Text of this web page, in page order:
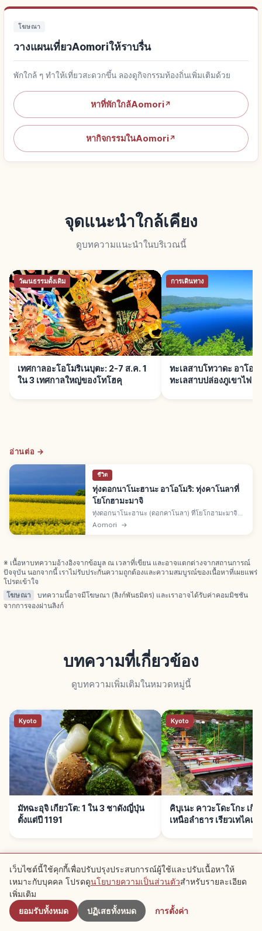
โฆษณา
วางแผนเที่ยวAomoriให้ราบรื่น
พักใกล้ ๆ ทำให้เที่ยวสะดวกขึ้น ลองดูกิจกรรมท้องถิ่นเพิ่มเติมด้วย
หาที่พักใกล้Aomori↗
หากิจกรรมในAomori↗
จุดแนะนำใกล้เคียง
ดูบทความแนะนำในบริเวณนี้
วัฒนธรรมดั้งเดิม
เทศกาลอะโอโมริเนบุตะ: 2-7 ส.ค. 1
ใน 3 เทศกาลใหญ่ของโทโฮคุ
การเดินทาง
ทะเลสาบโทวาดะ อาโอ
ทะเลสาบปล่องภูเขาไฟ
อ่านต่อ →
ชีวิต
ทุ่งดอกนาโนะฮานะ อาโอโมริ: ทุ่งคาโนลาที่
โยโกฮามะมาจิ
ทุ่งดอกนาโนะฮานะ (ดอกคาโนลา) ที่โยโกฮามะมาจิ
คอคอดคาบสมุทรชิโมคิตะ จ.อาโอโมริ ฤดูใบไม้ผลิดอก
Aomori →
※ เนื้อหาบทความอ้างอิงจากข้อมูล ณ เวลาที่เขียน และอาจแตกต่างจากสถานการณ์
ปัจจุบัน นอกจากนี้ เราไม่รับประกันความถูกต้องและความสมบูรณ์ของเนื้อหาที่เผยแพร่
โปรดเข้าใจ
โฆษณา
บทความนี้อาจมีโฆษณา (ลิงก์พันธมิตร) และเราอาจได้รับค่าคอมมิชชัน
จากการจองผ่านลิงก์
บทความที่เกี่ยวข้อง
ดูบทความเพิ่มเติมในหมวดหมู่นี้
Kyoto
มัทฉะอุจิ เกียวโต: 1 ใน 3 ชาดังญี่ปุ่น
ตั้งแต่ปี 1191
Kyoto
คิบุเนะ คาวะโดะโกะ เกีย
เหนือลำธาร เรียวเทไคเซ
ใกล้เคียง
เว็บไซต์นี้ใช้คุกกี้เพื่อปรับปรุงประสบการณ์ผู้ใช้และปรับเนื้อหาให้
เหมาะกับบุคคล โปรดดูนโยบายความเป็นส่วนตัวสำหรับรายละเอียด
เพิ่มเติม
ยอมรับทั้งหมด
ปฏิเสธทั้งหมด การตั้งค่า